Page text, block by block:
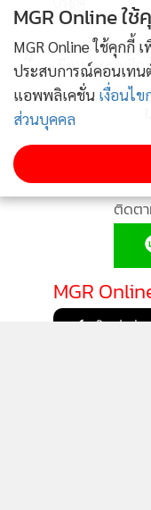
4
แกะรอยพบคู่หูท
เชียงของ นั่งเรื
ติดตา
MGR
MGR Online ใ
MGR Online ใช้คุกกี้
ประสบการณ์คอนเทน
แอพพลิเคชั่น เงื่อนไข
ส่วนบุคคล